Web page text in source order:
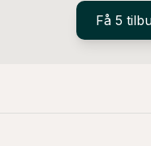
Få 5